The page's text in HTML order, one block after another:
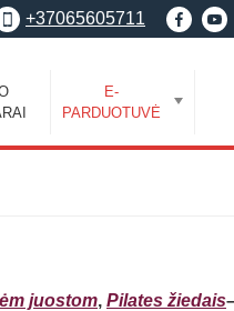
+37065605711
E-
PARDUOTUVĖ
juostom, Pilates žiedais